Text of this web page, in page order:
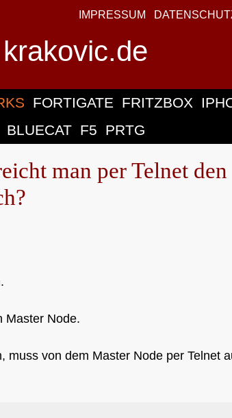
IMPRESSUM
krakovic.de
FORTIGATE FRITZBOX
BLUECAT F5 PRTG
man per Telnet den
Master Node.
muss von dem Master Node per Telnet